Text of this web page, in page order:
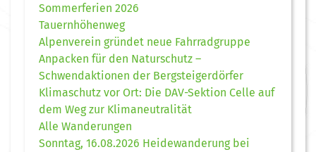
Sommerferien 2026
Tauernhöhenweg
Alpenverein gründet neue Fahrradgruppe
Anpacken für den Naturschutz –
Schwendaktionen der Bergsteigerdörfer
Klimaschutz vor Ort: Die DAV-Sektion Celle auf
dem Weg zur Klimaneutralität
Alle Wanderungen
Sonntag, 16.08.2026 Heidewanderung bei